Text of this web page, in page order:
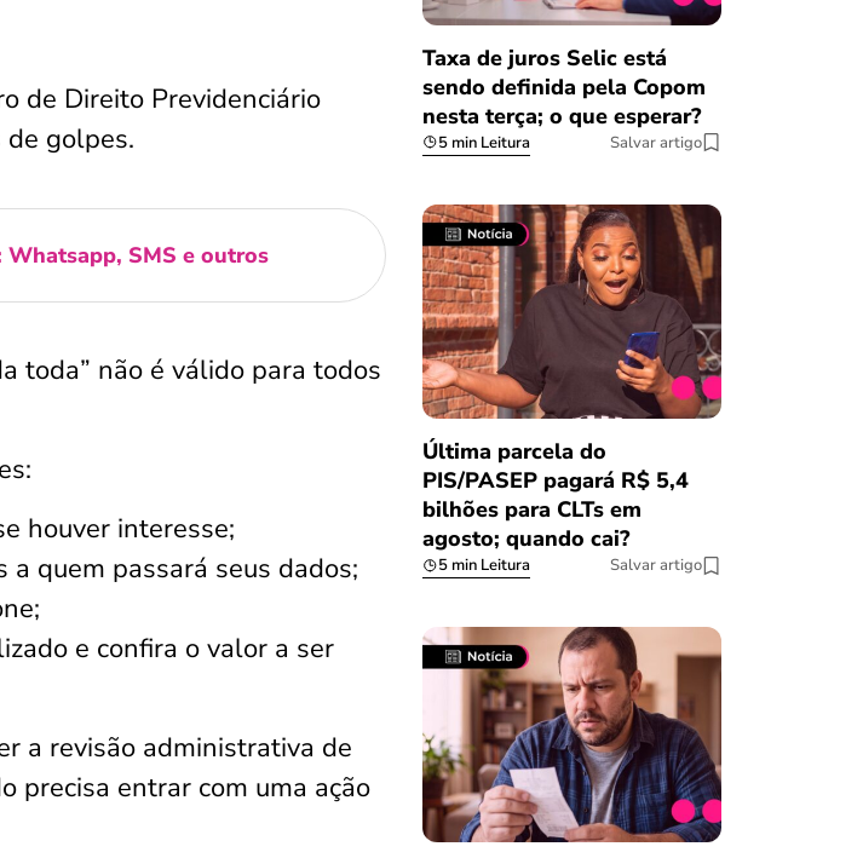
de Direito Previdenciário
golpes.
SMS e outros
toda” não é válido para todos
houver interesse;
quem passará seus dados;
e confira o valor a ser
a revisão administrativa de
precisa entrar com uma ação
Taxa de juros Selic está
sendo definida pela Copom
nesta terça; o que esperar?
5 min Leitura Salvar artigo
Última parcela do
PIS/PASEP pagará R$ 5,4
bilhões para CLTs em
agosto; quando cai?
5 min Leitura Salvar artigo